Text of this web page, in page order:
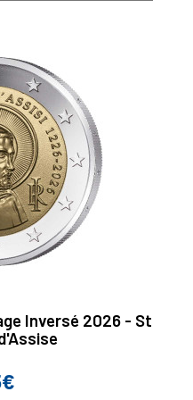
Inversé 2026 - St